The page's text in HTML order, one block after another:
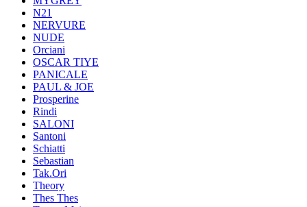
N21
NERVURE
NUDE
Orciani
OSCAR TIYE
PANICALE
PAUL & JOE
Prosperine
Rindi
SALONI
Santoni
Schiatti
Sebastian
Tak.Ori
Theory
Thes Thes